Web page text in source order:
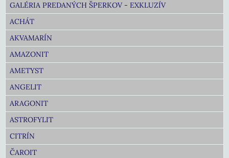
GALÉRIA PREDANÝCH ŠPERKOV - EXKLUZÍV
ACHÁT
AKVAMARÍN
AMAZONIT
AMETYST
ANGELIT
ARAGONIT
ASTROFYLIT
CITRÍN
ČAROIT